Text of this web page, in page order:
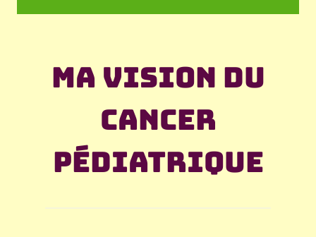
Ma vision du
cancer
pédiatrique